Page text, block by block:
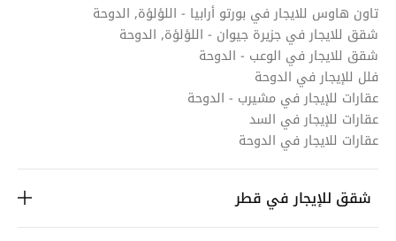
تاون هاوس للايجار في بورتو أرابيا - اللؤلؤة, الدوحة
شقق للايجار في جزيرة جيوان - اللؤلؤة, الدوحة
شقق للايجار في الوعب - الدوحة
فلل للإيجار في الدوحة
عقارات للإيجار في مشيرب - الدوحة
عقارات للإيجار في السد
عقارات للايجار في الدوحة
شقق للإيجار في قطر